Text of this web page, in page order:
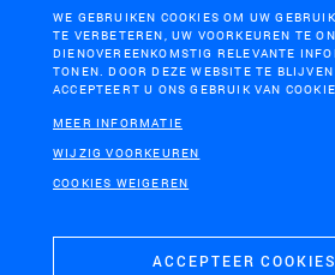
POSTADRES
Postbus 1603
3800 BP
Amersfoort
WE GEBRUIKEN COOKIES OM UW
TE VERBETEREN, UW VOORKEUREN TE
DIENOVEREENKOMSTIG RELEVANTE
TONEN. DOOR DEZE WEBSITE TE
ACCEPTEERT U ONS GEBRUIK VAN
MEER INFORMATIE
WIJZIG VOORKEUREN
COOKIES WEIGEREN
ACCEPTEER COOKIES